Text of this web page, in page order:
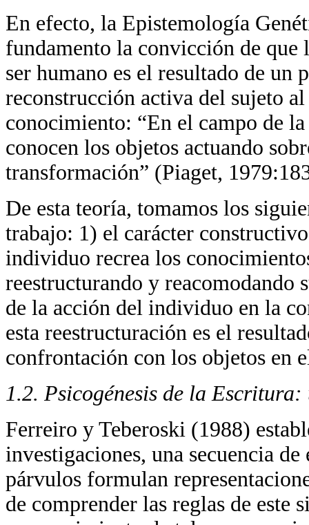
En efecto, la Epistemología
fundamento la convicción de
ser humano es el resultado de
reconstrucción activa del sujeto
conocimiento: “En el campo de
conocen los objetos actuando
transformación” (Piaget,
De esta teoría, tomamos los
trabajo: 1) el carácter
individuo recrea los
reestructurando y reacomodando
de la acción del individuo en la
esta reestructuración es el
confrontación con los objetos en
1.2. Psicogénesis de la
Ferreiro y Teberoski (1988)
investigaciones, una secuencia
párvulos formulan
de comprender las reglas de este